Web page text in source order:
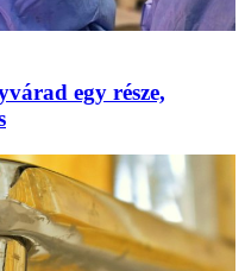
egy része,